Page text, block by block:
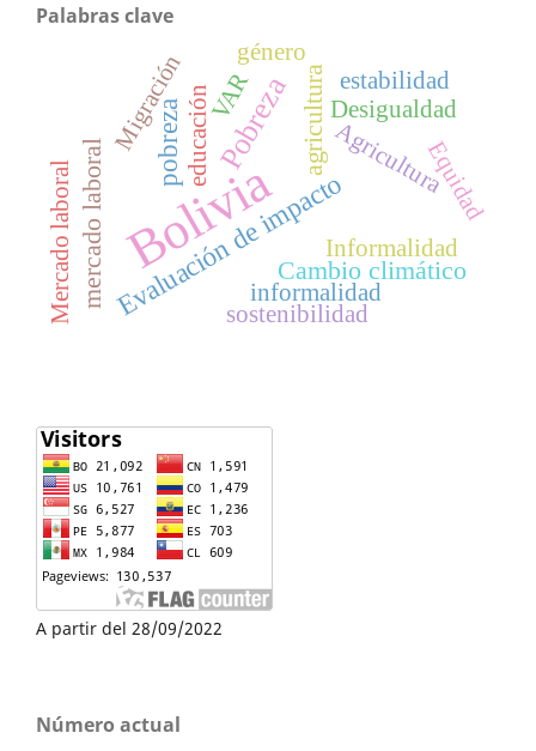
Palabras clave
Bolivia
Pobreza
pobreza
Evaluación de impactoCambio climático
mercado laboral
agriculturaDesigualdad
Agricultura
educación
Migración
Informalidad
informalidad
Mercado laboral sostenibilidad
VAR
género
estabilidad
Equidad
A partir del 28/09/2022
Número actual